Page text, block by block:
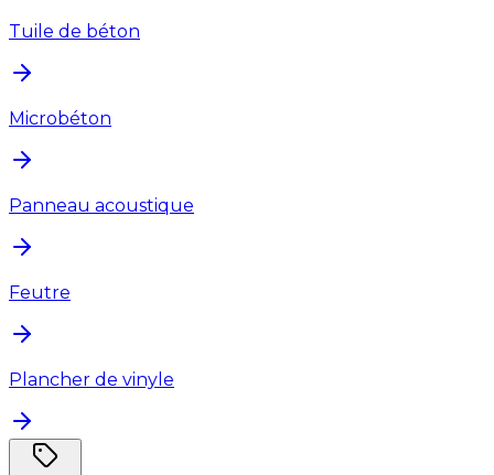
Tuile de béton
Microbéton
Panneau acoustique
Feutre
Plancher de vinyle